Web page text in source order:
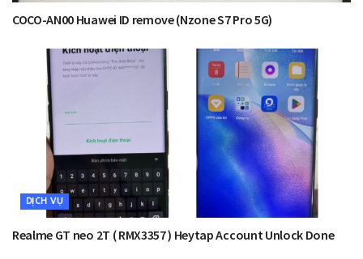
COCO-AN00 Huawei ID remove (Nzone S7 Pro 5G)
DỊCH VỤ
Realme GT neo 2T ( RMX3357 ) Heytap Account Unlock Done